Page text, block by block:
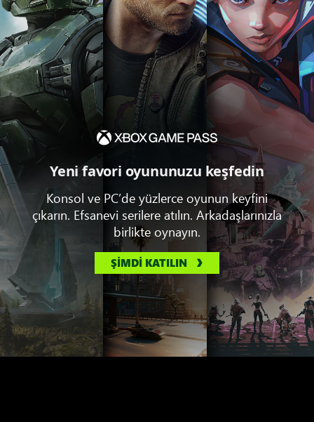
Yeni favori oyununuzu keşfedin
Konsol ve PC’de yüzlerce oyunun keyfini
çıkarın. Efsanevi serilere atılın. Arkadaşlarınızla
birlikte oynayın.
ŞİMDİ KATILIN